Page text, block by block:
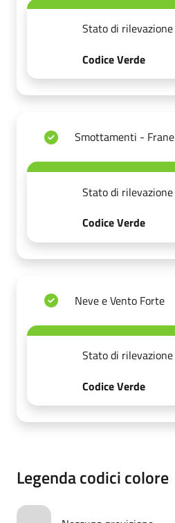
Stato di rilevazione
Codice Verde
Smottamenti - Frane
Stato di rilevazione
Codice Verde
Neve e Vento Forte
Stato di rilevazione
Codice Verde
Legenda codici colore